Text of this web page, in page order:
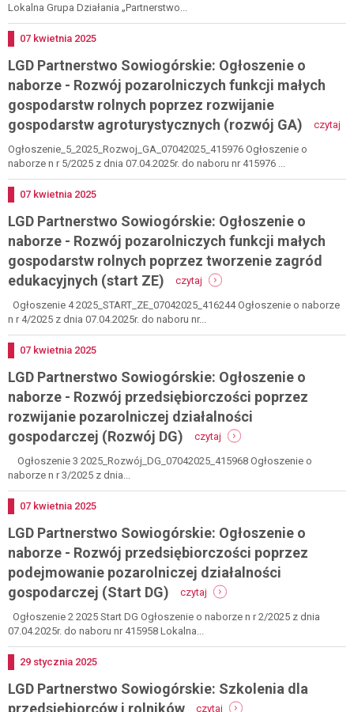
dnia
19.12.2025r.
do
naboru
nr
704794
Lokalna Grupa Działania „Partnerstwo...
Dodano
07 kwietnia 2025
LGD Partnerstwo Sowiogórskie: Ogłoszenie o
naborze - Rozwój pozarolniczych funkcji małych
gospodarstw rolnych poprzez rozwijanie
gospodarstw agroturystycznych (rozwój GA)
czytaj
Ogłoszenie_5_2025_Rozwoj_GA_07042025_415976 Ogłoszenie o
naborze n r 5/2025 z dnia 07.04.2025r. do naboru nr 415976 ...
Dodano
07 kwietnia 2025
LGD Partnerstwo Sowiogórskie: Ogłoszenie o
naborze - Rozwój pozarolniczych funkcji małych
gospodarstw rolnych poprzez tworzenie zagród
edukacyjnych (start ZE)
czytaj
lgd
partnerstwo
-
rozwój
pozarolniczych
funkcji
małych
gospodarstw
rolnych
tworzenie
(start
Ogłoszenie 4 2025_START_ZE_07042025_416244 Ogłoszenie o naborze
n r 4/2025 z dnia 07.04.2025r. do naboru nr...
Dodano
07 kwietnia 2025
LGD Partnerstwo Sowiogórskie: Ogłoszenie o
naborze - Rozwój przedsiębiorczości poprzez
rozwijanie pozarolniczej działalności
gospodarczej (Rozwój DG)
czytaj
lgd
partnerstwo
-
rozwój
przedsiębiorczości
poprzez
rozwijanie
pozarolniczej
działalności
(rozwój
Ogłoszenie 3 2025_Rozwój_DG_07042025_415968 Ogłoszenie o
naborze n r 3/2025 z dnia...
Dodano
07 kwietnia 2025
LGD Partnerstwo Sowiogórskie: Ogłoszenie o
naborze - Rozwój przedsiębiorczości poprzez
podejmowanie pozarolniczej działalności
gospodarczej (Start DG)
czytaj
lgd
partnerstwo
-
rozwój
Ogłoszenie 2 2025 Start DG Ogłoszenie o naborze n r 2/2025 z dnia
07.04.2025r. do naboru nr 415958 Lokalna...
Dodano
29 stycznia 2025
LGD Partnerstwo Sowiogórskie: Szkolenia dla
przedsiębiorców i rolników
czytaj